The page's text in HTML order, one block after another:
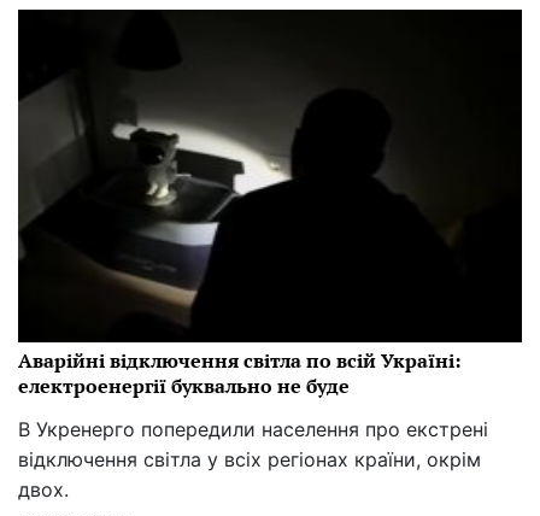
Аварійні відключення світла по всій Україні:
електроенергії буквально не буде
В Укренерго попередили населення про екстрені
відключення світла у всіх регіонах країни, окрім
двох.